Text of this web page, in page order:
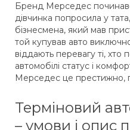
Бренд Мерседес
дівчинка попросила у
бізнесмена, який мав
той купував авто
віддають перевагу ті, хто
автомобілі статус і
Мерседес це престижно,
Терміновий
– умови і опис